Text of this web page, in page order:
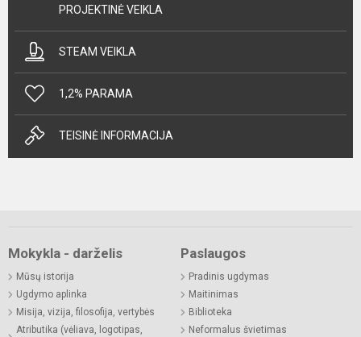
PROJEKTINĖ VEIKLA
STEAM VEIKLA
1,2% PARAMA
TEISINĖ INFORMACIJA
Mokykla - darželis
Mūsų istorija
Ugdymo aplinka
Misija, vizija, filosofija, vertybės
Atributika (vėliava, logotipas,
Paslaugos
Pradinis ugdymas
Maitinimas
Biblioteka
Neformalus švietimas